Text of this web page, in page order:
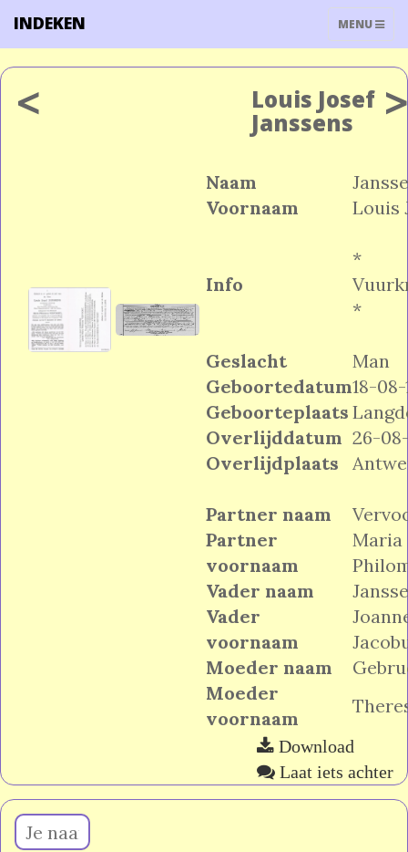
TOGGLE
MENU
INDEKEN
< Louis Josef
Janssens
Naam
Voornaam
Louis
Info
*
*
Geslacht
Man
Geboortedatum18-08-
Geboorteplaats
Overlijddatum 26-
Overlijdplaats
Partner naam
Partner
voornaam
Maria
Vader naam
Vader
voornaam
Moeder naam
Moeder
voornaam
>
Download
Laat iets achter